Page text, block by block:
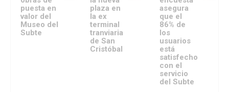
puesta en
valor del
Museo del
Subte
plaza en
la ex
terminal
tranviaria
de San
Cristóbal
asegura
que el
86% de
los
usuarios
está
satisfecho
con el
servicio
del Subte